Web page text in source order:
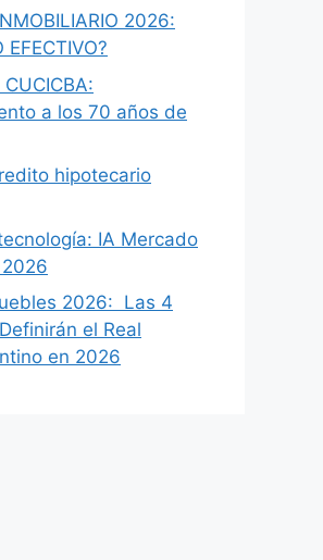
2026:
EFECTIVO?
a los 70 años de
hipotecario
IA Mercado
2026: Las 4
el Real
en 2026